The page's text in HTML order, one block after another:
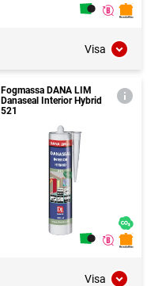
Visa
Fogmassa DANA LIM
Danaseal Interior Hybrid
521
Visa